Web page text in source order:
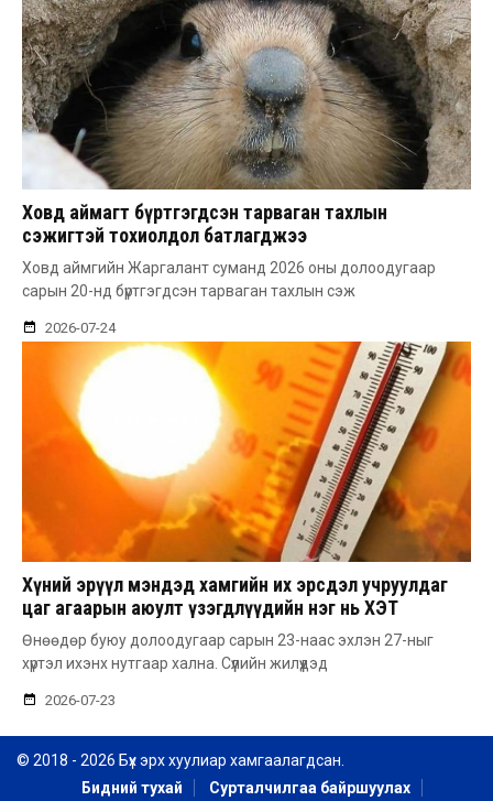
Ховд аймагт бүртгэгдсэн тарваган тахлын
сэжигтэй тохиолдол батлагджээ
Ховд аймгийн Жаргалант суманд 2026 оны долоодугаар
сарын 20-нд бүртгэгдсэн тарваган тахлын сэж
2026-07-24
Хүний эрүүл мэндэд хамгийн их эрсдэл учруулдаг
цаг агаарын аюулт үзэгдлүүдийн нэг нь ХЭТ
ХАЛУУН
Өнөөдөр буюу долоодугаар сарын 23-наас эхлэн 27-ныг
хүртэл ихэнх нутгаар хална. Сүүлийн жилүүдэд
2026-07-23
© 2018 - 2026 Бүх эрх хуулиар хамгаалагдсан.
Бидний тухай
Сурталчилгаа байршуулах